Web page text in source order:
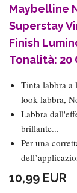
Maybelline
Superstay
Finish
Tonalità: 20
Tinta labbra a
look labbra,
Labbra
brillante...
Per una
10,99 EUR